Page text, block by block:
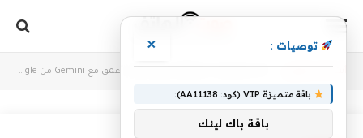
توصيات : ×
باقة متميزة VIP (كود: AA11138):
باقة باك لينك